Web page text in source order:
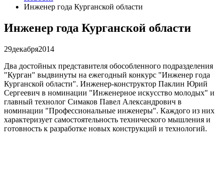
Инженер года Курганской области
Инженер года Курганской области
29декабря2014
Два достойных представителя обособленного подразделения
"Курган" выдвинуты на ежегодный конкурс "Инженер года
Курганской области". Инженер-конструктор Паклин Юрий
Сергеевич в номинации "Инженерное искусство молодых" и
главный технолог Симаков Павел Александрович в
номинации "Профессиональные инженеры". Каждого из них
характеризует самостоятельность технического мышления и
готовность к разработке новых конструкций и технологий.